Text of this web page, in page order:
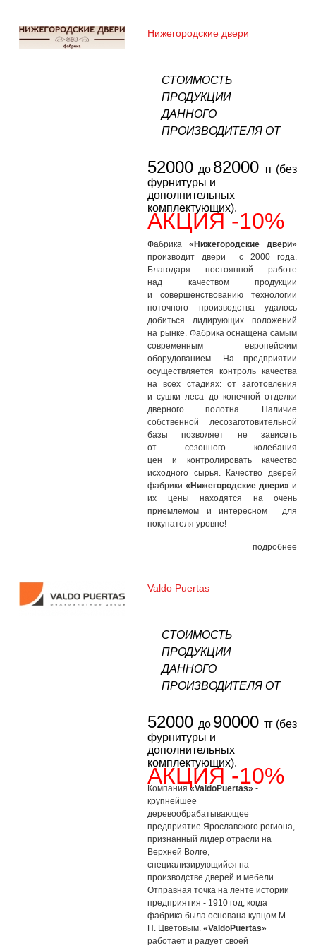
Нижегородские двери
СТОИМОСТЬ
ПРОДУКЦИИ
ДАННОГО
ПРОИЗВОДИТЕЛЯ ОТ
52000 до 82000 тг (без
фурнитуры и
дополнительных
комплектующих).
АКЦИЯ -10%
Фабрика «Нижегородские двери»
производит двери с 2000 года.
Благодаря постоянной работе
над качеством продукции
и совершенствованию технологии
поточного производства удалось
добиться лидирующих положений
на рынке. Фабрика оснащена самым
современным европейским
оборудованием. На предприятии
осуществляется контроль качества
на всех стадиях: от заготовления
и сушки леса до конечной отделки
дверного полотна. Наличие
собственной лесозаготовительной
базы позволяет не зависеть
от сезонного колебания
цен и контролировать качество
исходного сырья. Качество дверей
фабрики «Нижегородские двери» и
их цены находятся на очень
приемлемом и интересном для
покупателя уровне!
подробнее
Valdo Puertas
СТОИМОСТЬ
ПРОДУКЦИИ
ДАННОГО
ПРОИЗВОДИТЕЛЯ ОТ
52000 до 90000 тг (без
фурнитуры и
дополнительных
комплектующих).
АКЦИЯ -10%
Компания «ValdoPuertas» -
крупнейшее
деревообрабатывающее
предприятие Ярославского региона,
признанный лидер отрасли на
Верхней Волге,
специализирующийся на
производстве дверей и мебели.
Отправная точка на ленте истории
предприятия - 1910 год, когда
фабрика была основана купцом М.
П. Цветовым. «ValdoPuertas»
работает и радует своей